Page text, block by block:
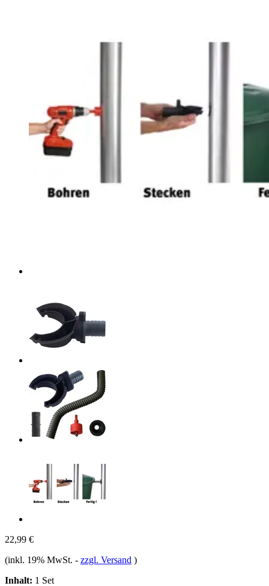
22,99 €
(inkl. 19% MwSt. - zzgl. Versand )
Inhalt: 1 Set